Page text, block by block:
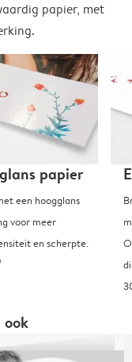
papier, met
papier
een hoogglans
voor meer
en scherpte.